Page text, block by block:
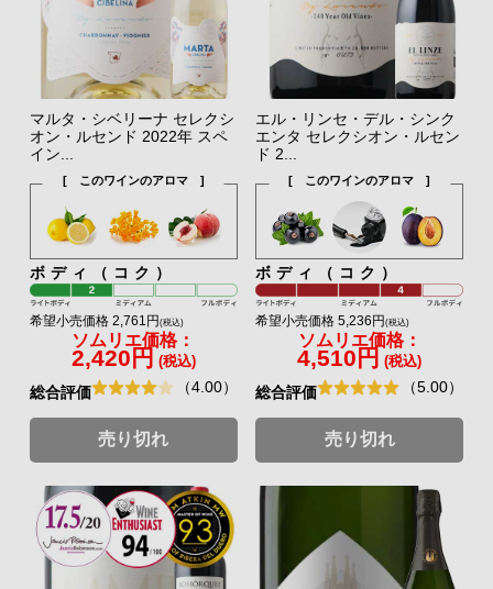
マルタ・シベリーナ セレクシ
オン・ルセンド 2022年 スペ
イン...
[ このワインのアロマ ]
ボディ（コク）
希望小売価格 2,761円 (税込)
ソムリエ価格：
2,420円 (税込)
総合評価 （4.00）
売り切れ
エル・リンセ・デル・シンク
エンタ セレクシオン・ルセン
ド 2...
[ このワインのアロマ ]
ボディ（コク）
希望小売価格 5,236円(税込)
ソムリエ価格：
4,510円 (税込)
総合評価 （5.00）
売り切れ